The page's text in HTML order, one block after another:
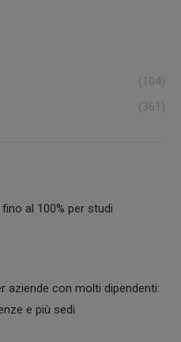
(104)
(361)
al 100% per studi
aziende con molti dipendenti:
e più sedi